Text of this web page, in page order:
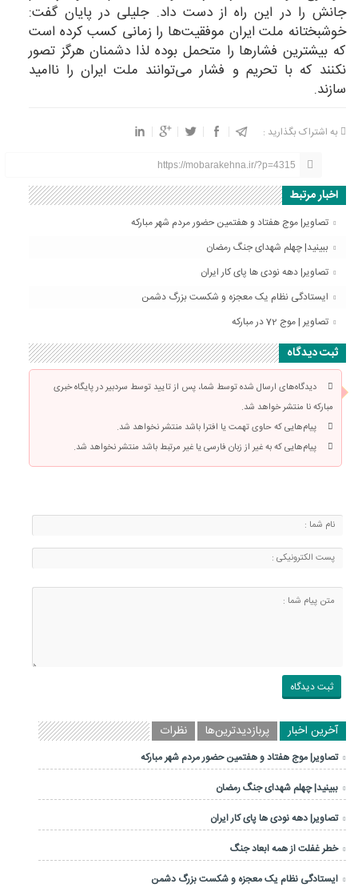
جانش را در این راه از دست داد. جلیلی در پایان گفت:
خوشبختانه ملت ایران موفقیت‌ها را زمانی کسب کرده است
که بیشترین فشارها را متحمل بوده لذا دشمنان هرگز تصور
نکنند که با تحریم و فشار می‌توانند ملت ایران را ناامید
سازند.
به اشتراک بگذارید :
https://mobarakehna.ir/?p=4315
اخبار مرتبط
تصاویر| موج هفتاد و هفتمین حضور مردم شهر مبارکه
ببینید| چهلم شهدای جنگ رمضان
تصاویر| دهه نودی ها پای کار ایران
ایستادگی نظام یک معجزه و شکست بزرگ دشمن
تصاویر | موج 72 در مبارکه
ثبت دیدگاه
دیدگاه‌های ارسال شده توسط شما، پس از تایید توسط سردبیر در پایگاه خبری
مبارکه نا منتشر خواهد شد.
پیام‌هایی که حاوی تهمت یا افترا باشد منتشر نخواهد شد.
پیام‌هایی که به غیر از زبان فارسی یا غیر مرتبط باشد منتشر نخواهد شد.
آخرین اخبار پربازدیدترین‌ها نظرات
تصاویر| موج هفتاد و هفتمین حضور مردم شهر مبارکه
ببینید| چهلم شهدای جنگ رمضان
تصاویر| دهه نودی ها پای کار ایران
خطر غفلت از همه ابعاد جنگ
ایستادگی نظام یک معجزه و شکست بزرگ دشمن